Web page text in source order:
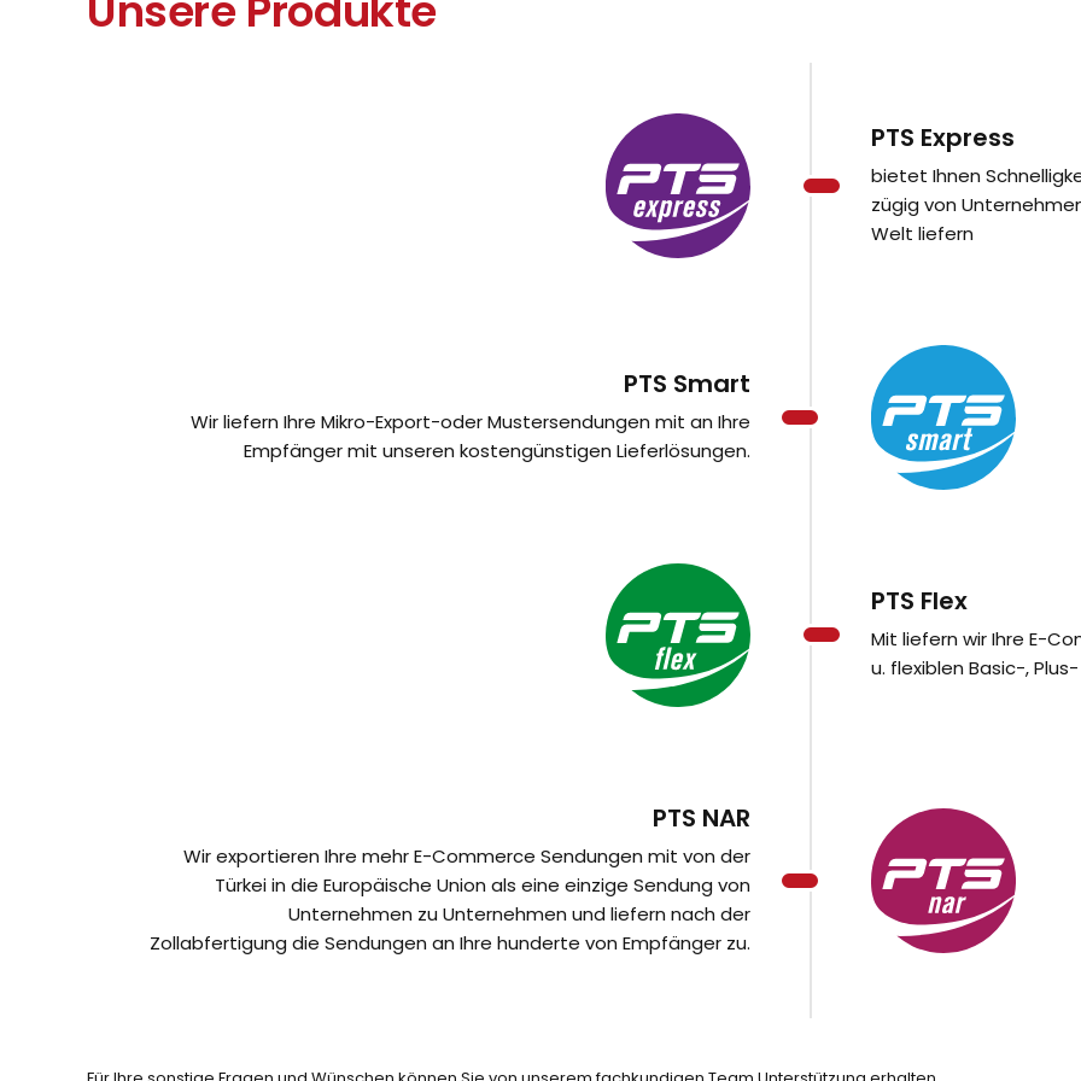
PTS Express
bietet Ihnen
zügig von
Welt liefern
PTS Smart
Wir liefern Ihre Mikro-Export-oder Mustersendungen mit an Ihre
Empfänger mit unseren kostengünstigen Lieferlösungen.
PTS Flex
Mit liefern wir Ihre E-
u. flexiblen Basic-,
PTS NAR
Wir exportieren Ihre mehr E-Commerce Sendungen mit von der
Türkei in die Europäische Union als eine einzige Sendung von
Unternehmen zu Unternehmen und liefern nach der
Zollabfertigung die Sendungen an Ihre hunderte von Empfänger zu.